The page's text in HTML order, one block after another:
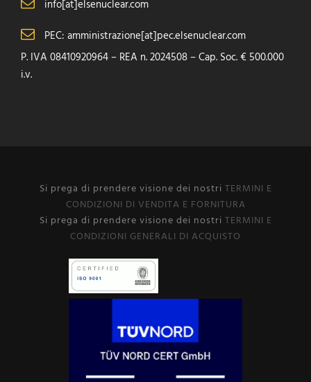
info[at]elsenuclear.com
PEC: amministrazione[at]pec.elsenuclear.com
P. IVA 08410920964 – REA n. 2024508 – Cap. Soc. € 500.000
i.v.
Si prega di prendere visione dei nostri TERMINI E
CONDIZIONI DI VENDITA E FORNITURA
Si prega di prendere visione dei nostri TERMINI E
CONDIZIONI GENERALI DI ACQUISTO